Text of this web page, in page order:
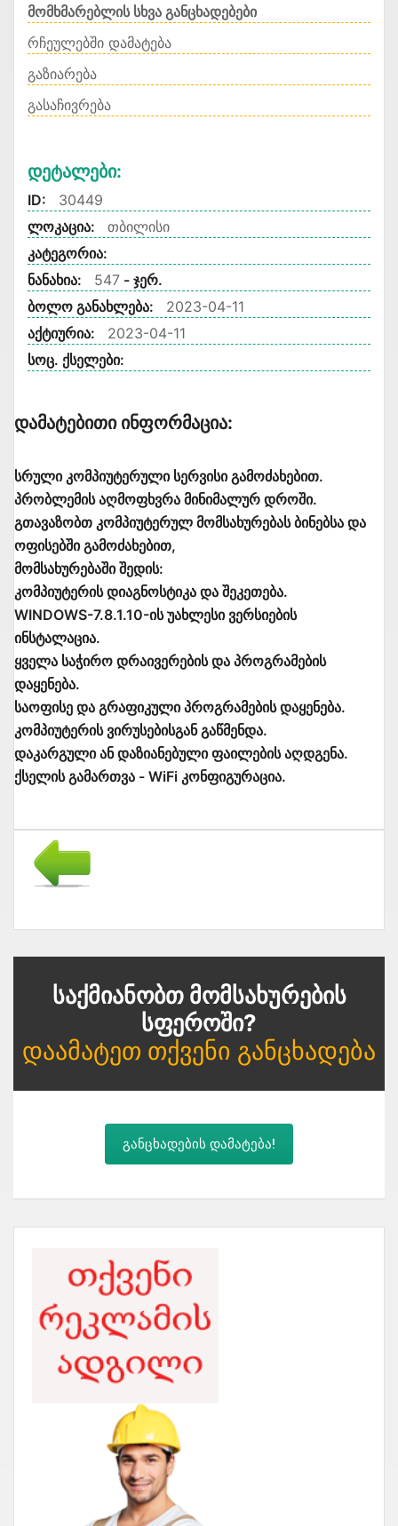
მომხმარებლის სხვა განცხადებები
რჩეულებში დამატება
გაზიარება
გასაჩივრება
Დეტალები:
ID:
30449
ლოკაცია:
თბილისი
კატეგორია:
ნანახია:
547 - ჯერ.
ბოლო განახლება:
2023-04-11
აქტიურია:
2023-04-11
სოც. ქსელები:
Დამატებითი Ინფორმაცია:
სრული კომპიუტერული სერვისი გამოძახებით.
პრობლემის აღმოფხვრა მინიმალურ დროში.
გთავაზობთ კომპიუტერულ მომსახურებას ბინებსა და
ოფისებში გამოძახებით,
მომსახურებაში შედის:
კომპიუტერის დიაგნოსტიკა და შეკეთება.
WINDOWS-7.8.1.10-ის უახლესი ვერსიების
ინსტალაცია.
ყველა საჭირო დრაივერების და პროგრამების
დაყენება.
საოფისე და გრაფიკული პროგრამების დაყენება.
კომპიუტერის ვირუსებისგან გაწმენდა.
დაკარგული ან დაზიანებული ფაილების აღდგენა.
ქსელის გამართვა - WiFi კონფიგურაცია.
Საქმიანობთ Მომსახურების
Სფეროში?
Დაამატეთ Თქვენი Განცხადება
განცხადების დამატება!